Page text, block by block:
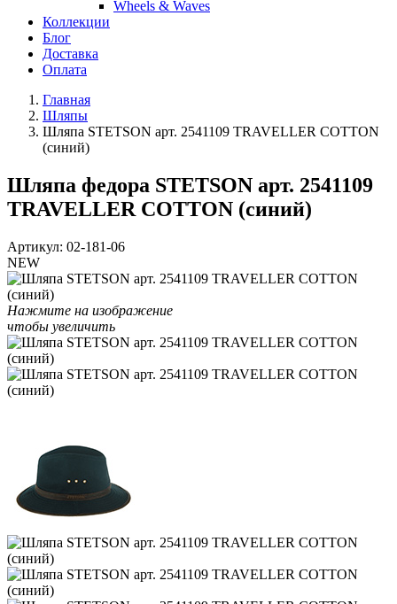
Wheels & Waves
Коллекции
Блог
Доставка
Оплата
Главная
Шляпы
Шляпа STETSON арт. 2541109 TRAVELLER COTTON
(синий)
Шляпа федора STETSON арт. 2541109
TRAVELLER COTTON (синий)
Артикул: 02-181-06
NEW
Нажмите на изображение
чтобы увеличить